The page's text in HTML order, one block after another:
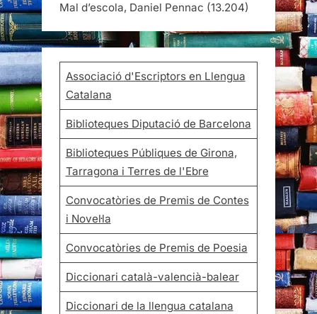
Mal d’escola, Daniel Pennac (13.204)
Associació d'Escriptors en Llengua
Catalana
Biblioteques Diputació de Barcelona
Biblioteques Públiques de Girona,
Tarragona i Terres de l'Ebre
Convocatòries de Premis de Contes
i Novel·la
Convocatòries de Premis de Poesia
Diccionari català-valencià-balear
Diccionari de la llengua catalana